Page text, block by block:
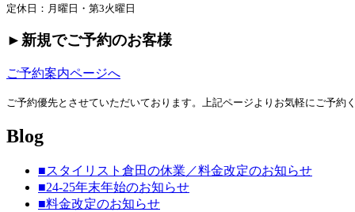
定休日：月曜日・第3火曜日
►︎新規でご予約のお客様
ご予約案内ページへ
ご予約優先とさせていただいております。上記ページよりお気軽にご予約く
Blog
■スタイリスト倉田の休業／料金改定のお知らせ
■24-25年末年始のお知らせ
■料金改定のお知らせ